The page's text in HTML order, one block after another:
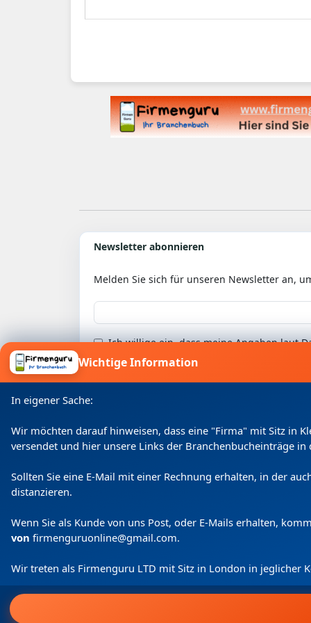
Newsletter abonnieren
Melden Sie sich für unseren Newsletter an,
Ich willige ein, dass meine Angaben laut
Wichtige Information
In eigener Sache:
Wir möchten darauf hinweisen, dass eine "Firma" mit Sitz in
versendet und hier unsere Links der Branchenbucheinträge in
Sollten Sie eine E-Mail mit einer Rechnung erhalten, in der
distanzieren.
Wenn Sie als Kunde von uns Post, oder E-Mails erhalten,
von firmenguruonline@gmail.com.
Wir treten als Firmenguru LTD mit Sitz in London in jeglicher